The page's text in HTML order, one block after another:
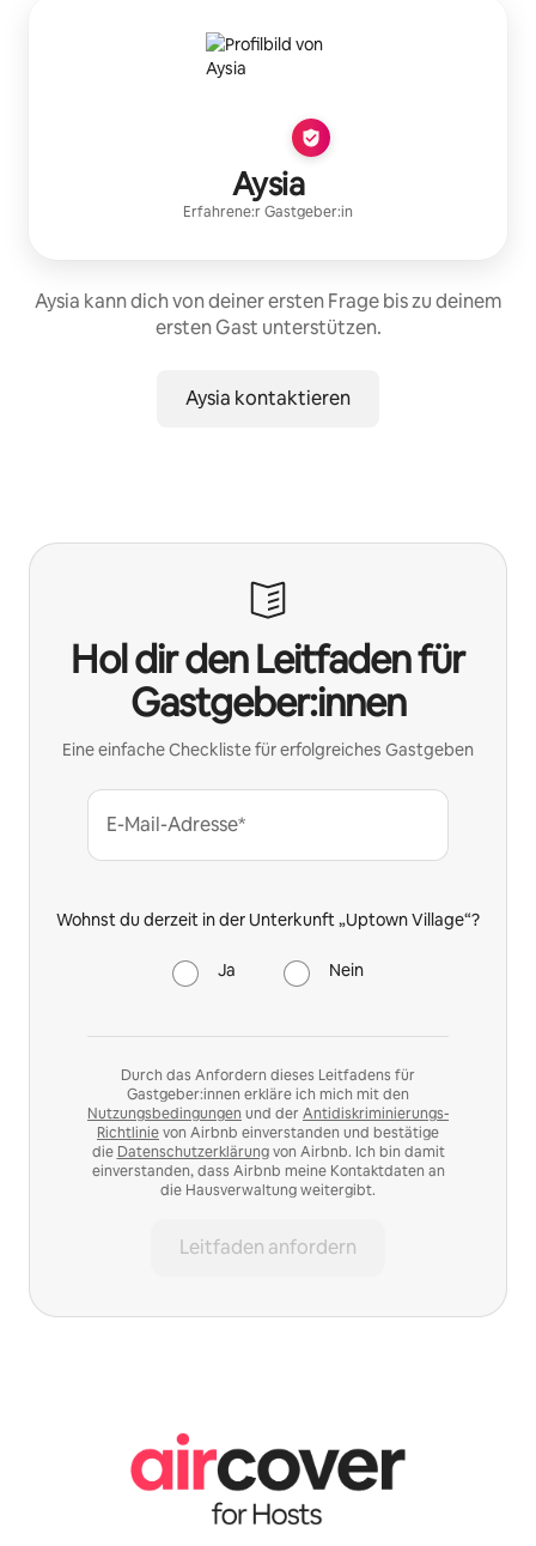
Aysia
Erfahrene:r Gastgeber:in
Aysia kann dich von deiner ersten Frage bis zu deinem
ersten Gast unterstützen.
Aysia kontaktieren
Hol dir den Leitfaden für
Gastgeber:innen
Eine einfache Checkliste für erfolgreiches Gastgeben
E-Mail-Adresse*
Wohnst du derzeit in der Unterkunft „Uptown Village“?
Ja Nein
Durch das Anfordern dieses Leitfadens für
Gastgeber:innen erkläre ich mich mit den
Nutzungsbedingungen und der Antidiskriminierungs-
Richtlinievon Airbnb einverstanden und bestätige
die Datenschutzerklärungvon Airbnb. Ich bin damit
einverstanden, dass Airbnb meine Kontaktdaten an
die Hausverwaltung weitergibt.
Leitfaden anfordern